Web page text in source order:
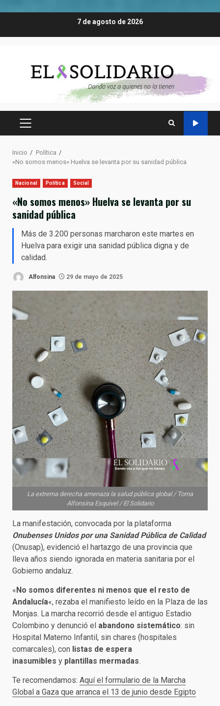
7 de agosto de 2026
MENÚ
Inicio
Política
«No somos menos» Huelva se levanta por su sanidad pública
Nacional Política Social
«No somos menos» Huelva se levanta por su
sanidad pública
Más de 3.200 personas marcharon este martes en
Huelva para exigir una sanidad pública digna y de
calidad.
Alfonsina 29 de mayo de 2025
La extrema derecha amenaza la salud pública global / Toma
Alfonsina Esquivel / El Solidario
La manifestación, convocada por la plataforma
Onubenses Unidos por una Sanidad Pública de Calidad
(Onusap), evidenció el hartazgo de una provincia que
lleva años siendo ignorada en materia sanitaria por el
Gobierno andaluz.
«No somos diferentes ni menos que el resto de
Andalucía«, rezaba el manifiesto leído en la Plaza de las
Monjas. La marcha recorrió desde el antiguo Estadio
Colombino y denunció el abandono sistemático: sin
Hospital Materno Infantil, sin chares (hospitales
comarcales), con listas de espera
inasumibles y plantillas mermadas.
Te recomendamos: Aquí el formulario de la Marcha
Global a Gaza que arranca el 13 de junio desde Egipto